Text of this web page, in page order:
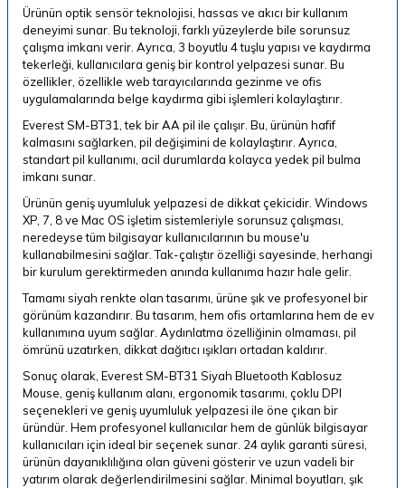
Ürünün optik sensör teknolojisi, hassas ve akıcı bir kullanım
deneyimi sunar. Bu teknoloji, farklı yüzeylerde bile sorunsuz
çalışma imkanı verir. Ayrıca, 3 boyutlu 4 tuşlu yapısı ve kaydırma
tekerleği, kullanıcılara geniş bir kontrol yelpazesi sunar. Bu
özellikler, özellikle web tarayıcılarında gezinme ve ofis
uygulamalarında belge kaydırma gibi işlemleri kolaylaştırır.
Everest SM-BT31, tek bir AA pil ile çalışır. Bu, ürünün hafif
kalmasını sağlarken, pil değişimini de kolaylaştırır. Ayrıca,
standart pil kullanımı, acil durumlarda kolayca yedek pil bulma
imkanı sunar.
Ürünün geniş uyumluluk yelpazesi de dikkat çekicidir. Windows
XP, 7, 8 ve Mac OS işletim sistemleriyle sorunsuz çalışması,
neredeyse tüm bilgisayar kullanıcılarının bu mouse'u
kullanabilmesini sağlar. Tak-çalıştır özelliği sayesinde, herhangi
bir kurulum gerektirmeden anında kullanıma hazır hale gelir.
Tamamı siyah renkte olan tasarımı, ürüne şık ve profesyonel bir
görünüm kazandırır. Bu tasarım, hem ofis ortamlarına hem de ev
kullanımına uyum sağlar. Aydınlatma özelliğinin olmaması, pil
ömrünü uzatırken, dikkat dağıtıcı ışıkları ortadan kaldırır.
Sonuç olarak, Everest SM-BT31 Siyah Bluetooth Kablosuz
Mouse, geniş kullanım alanı, ergonomik tasarımı, çoklu DPI
seçenekleri ve geniş uyumluluk yelpazesi ile öne çıkan bir
üründür. Hem profesyonel kullanıcılar hem de günlük bilgisayar
kullanıcıları için ideal bir seçenek sunar. 24 aylık garanti süresi,
ürünün dayanıklılığına olan güveni gösterir ve uzun vadeli bir
yatırım olarak değerlendirilmesini sağlar. Minimal boyutları, şık